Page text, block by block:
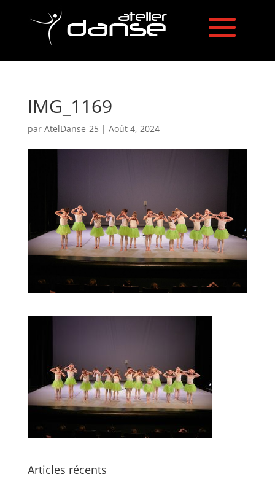
IMG_1169
par AtelDanse-25| Août 4, 2024
Articles récents